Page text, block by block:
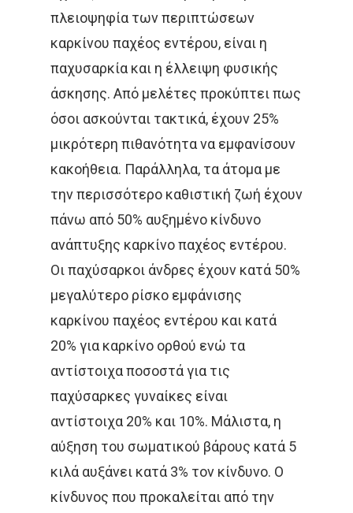
πλειοψηφία των περιπτώσεων
καρκίνου παχέος εντέρου, είναι η
παχυσαρκία και η έλλειψη φυσικής
άσκησης. Από μελέτες προκύπτει πως
όσοι ασκούνται τακτικά, έχουν 25%
μικρότερη πιθανότητα να εμφανίσουν
κακοήθεια. Παράλληλα, τα άτομα με
την περισσότερο καθιστική ζωή έχουν
πάνω από 50% αυξημένο κίνδυνο
ανάπτυξης καρκίνο παχέος εντέρου.
Οι παχύσαρκοι άνδρες έχουν κατά 50%
μεγαλύτερο ρίσκο εμφάνισης
καρκίνου παχέος εντέρου και κατά
20% για καρκίνο ορθού ενώ τα
αντίστοιχα ποσοστά για τις
παχύσαρκες γυναίκες είναι
αντίστοιχα 20% και 10%. Μάλιστα, η
αύξηση του σωματικού βάρους κατά 5
κιλά αυξάνει κατά 3% τον κίνδυνο. Ο
κίνδυνος που προκαλείται από την